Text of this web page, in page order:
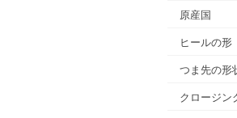
原産国
ヒールの形
つま先の形
クロージン